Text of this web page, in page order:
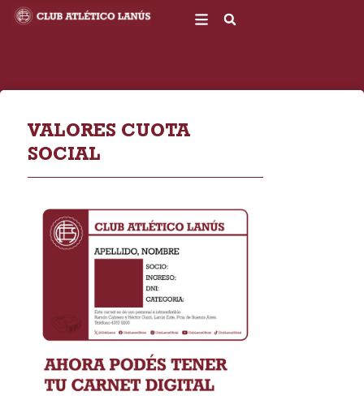
VALORES CUOTA
SOCIAL